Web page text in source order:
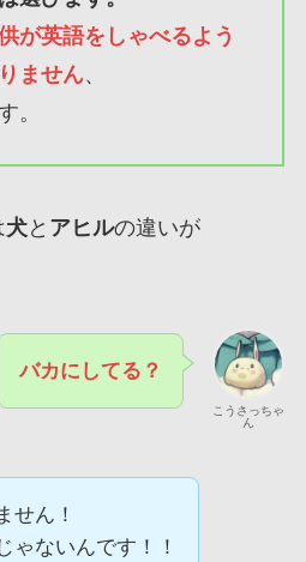
が英語をしゃべるよう
ません、
。
犬と アヒルの違いが
こうさっちゃ
ん
バカにしてる？
せん！
ゃないんです！！